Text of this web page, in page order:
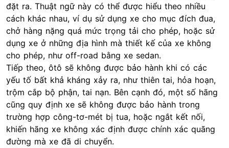
đặt ra. Thuật ngữ này có thể được hiểu theo nhiều
cách khác nhau, ví dụ sử dụng xe cho mục đích đua,
chở hàng nặng quá mức trọng tải cho phép, hoặc sử
dụng xe ở những địa hình mà thiết kế của xe không
cho phép, như off-road bằng xe sedan.
Tiếp theo, ôtô sẽ không được bảo hành khi có các
yếu tố bất khả kháng xảy ra, như thiên tai, hỏa hoạn,
trộm cắp bộ phận, tai nạn. Bên cạnh đó, một số hãng
cũng quy định xe sẽ không được bảo hành trong
trường hợp công-tơ-mét bị tua, hoặc ngắt kết nối,
khiến hãng xe không xác định được chính xác quãng
đường mà xe đã di chuyển.